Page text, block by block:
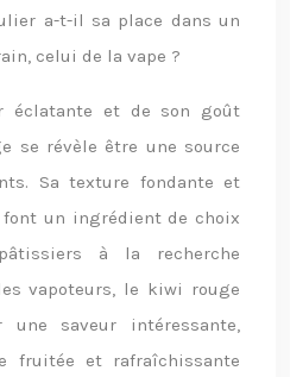
a-t-il sa place dans un
celui de la vape ?
éclatante et de son goût
se révèle être une source
Sa texture fondante et
un ingrédient de choix
à la recherche
vapoteurs, le kiwi rouge
saveur intéressante,
fruitée et rafraîchissante